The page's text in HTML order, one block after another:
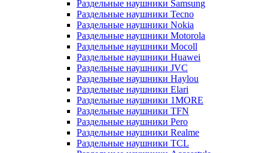
Раздельные наушники Samsung
Раздельные наушники Tecno
Раздельные наушники Nokia
Раздельные наушники Motorola
Раздельные наушники Mocoll
Раздельные наушники Huawei
Раздельные наушники JVC
Раздельные наушники Haylou
Раздельные наушники Elari
Раздельные наушники 1MORE
Раздельные наушники TFN
Раздельные наушники Pero
Раздельные наушники Realme
Раздельные наушники TCL